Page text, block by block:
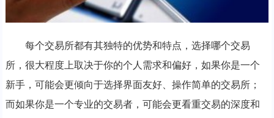
每个交易所都有其独特的优势和特点，选择哪个交易
所，很大程度上取决于你的个人需求和偏好，如果你是一个
新手，可能会更倾向于选择界面友好、操作简单的交易所；
而如果你是一个专业的交易者，可能会更看重交易的深度和